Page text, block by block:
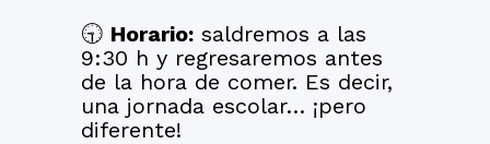
🕤 Horario: saldremos a las
9:30 h y regresaremos antes
de la hora de comer. Es decir,
una jornada escolar… ¡pero
diferente!